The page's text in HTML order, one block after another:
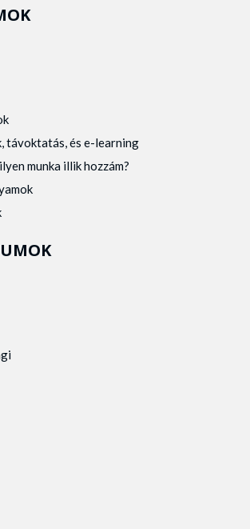
távoktatás, és e-learning
munka illik hozzám?